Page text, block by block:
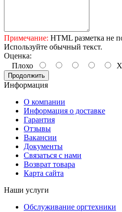
Примечание: HTML разметка не
Используйте обычный текст.
Оценка:
Плохо
Продолжить
Информация
О компании
Информация о доставке
Гарантия
Отзывы
Вакансии
Документы
Связаться с нами
Возврат товара
Карта сайта
Наши услуги
Обслуживание оргтехники